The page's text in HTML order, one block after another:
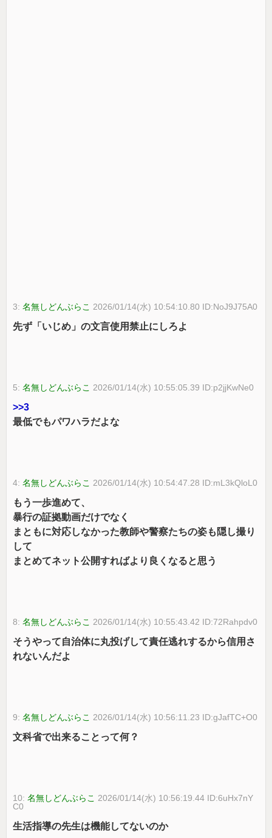
3:名無しどんぶらこ 2026/01/14(水) 10:54:10.80 ID:NoJ9J75A0
先ず「いじめ」の文言使用禁止にしろよ
5:名無しどんぶらこ 2026/01/14(水) 10:55:05.39 ID:p2jjKwNe0
>>3
最低でもパワハラだよな
4:名無しどんぶらこ 2026/01/14(水) 10:54:47.28 ID:mL3kQloL0
もう一歩進めて、
暴行の証拠動画だけでなく
まともに対応しなかった教師や警察たちの姿も隠し撮り
して
まとめてネット公開すればより良くなると思う
8:名無しどんぶらこ 2026/01/14(水) 10:55:43.42 ID:72Rahpdv0
そうやって自治体に丸投げして責任逃れするから信用さ
れないんだよ
9:名無しどんぶらこ 2026/01/14(水) 10:56:11.23 ID:gJafTC+O0
文科省で出来ることって何？
10:名無しどんぶらこ 2026/01/14(水) 10:56:19.44 ID:6uHx7nY
C0
生活指導の先生は機能してないのか